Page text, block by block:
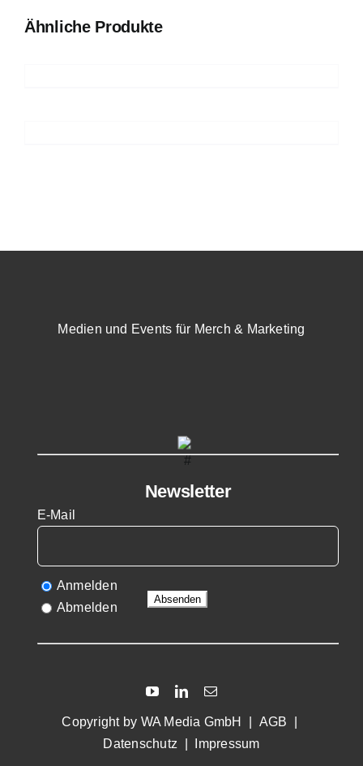
Ähnliche Produkte
Medien und Events für Merch & Marketing
Newsletter
E-Mail
Anmelden
Abmelden
Copyright by WA Media GmbH AGB
Datenschutz
Impressum